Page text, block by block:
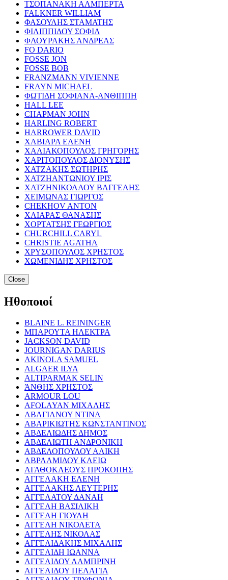
ΤΣΟΠΑΝΑΚΗ ΑΛΜΠΕΡΤΑ
FALKNER WILLIAM
ΦΑΣΟΥΛΗΣ ΣΤΑΜΑΤΗΣ
ΦΙΛΙΠΠΙΔΟΥ ΣΟΦΙΑ
ΦΛΟΥΡΑΚΗΣ ΑΝΔΡΕΑΣ
FO DARIO
FOSSE JON
FOSSE BOB
FRANZMANN VIVIENNE
FRAYN MICHAEL
ΦΩΤΙΔΗ ΣΟΦΙΑΝΑ-ΑΝΘΙΠΠΗ
HALL LEE
CHAPMAN JOHN
HARLING ROBERT
HARROWER DAVID
ΧΑΒΙΑΡΑ ΕΛΕΝΗ
ΧΑΛΙΑΚΟΠΟΥΛΟΣ ΓΡΗΓΟΡΗΣ
ΧΑΡΙΤΟΠΟΥΛΟΣ ΔΙΟΝΥΣΗΣ
ΧΑΤΖΑΚΗΣ ΣΩΤΗΡΗΣ
ΧΑΤΖΗΑΝΤΩΝΙΟΥ ΙΡΙΣ
ΧΑΤΖΗΝΙΚΟΛΑΟΥ ΒΑΓΓΕΛΗΣ
ΧΕΙΜΩΝΑΣ ΓΙΩΡΓΟΣ
CHEKHOV ANTON
ΧΛΙΑΡΑΣ ΘΑΝΑΣΗΣ
ΧΟΡΤΑΤΣΗΣ ΓΕΩΡΓΙΟΣ
CHURCHILL CARYL
CHRISTIE AGATHA
ΧΡΥΣΟΠΟΥΛΟΣ ΧΡΗΣΤΟΣ
ΧΩΜΕΝΙΔΗΣ ΧΡΗΣΤΟΣ
Close
Ηθοποιοί
BLAINE L. REININGER
ΜΠΑΡΟΥΤΑ ΗΛΕΚΤΡΑ
JACKSON DAVID
JOURNIGAN DARIUS
AKINOLA SAMUEL
ALGAER ILYA
ALTIPARMAK SELIN
ΆΝΘΗΣ ΧΡΗΣΤΟΣ
ARMOUR LOU
AFOLAYAN ΜΙΧΑΛΗΣ
ΑΒΑΓΙΑΝΟΥ ΝΤΙΝΑ
ΑΒΑΡΙΚΙΩΤΗΣ ΚΩΝΣΤΑΝΤΙΝΟΣ
ΑΒΔΕΛΙΩΔΗΣ ΔΗΜΟΣ
ΑΒΔΕΛΙΩΤΗ ΑΝΔΡΟΝΙΚΗ
ΑΒΔΕΛΟΠΟΥΛΟΥ ΑΛΙΚΗ
ΑΒΡΑΑΜΙΔΟΥ ΚΛΕΙΩ
ΑΓΑΘΟΚΛΕΟΥΣ ΠΡΟΚΟΠΗΣ
ΑΓΓΕΛΑΚΗ ΕΛΕΝΗ
ΑΓΓΕΛΑΚΗΣ ΛΕΥΤΕΡΗΣ
ΑΓΓΕΛΑΤΟΥ ΔΑΝΑΗ
ΑΓΓΕΛΗ ΒΑΣΙΛΙΚΗ
ΑΓΓΕΛΗ ΓΙΟΥΛΗ
ΑΓΓΕΛΗ ΝΙΚΟΛΕΤΑ
ΑΓΓΕΛΗΣ ΝΙΚΟΛΑΣ
ΑΓΓΕΛΙΔΑΚΗΣ ΜΙΧΑΛΗΣ
ΑΓΓΕΛΙΔΗ ΙΩΑΝΝΑ
ΑΓΓΕΛΙΔΟΥ ΛΑΜΠΡΙΝΗ
ΑΓΓΕΛΙΔΟΥ ΠΕΛΑΓΙΑ